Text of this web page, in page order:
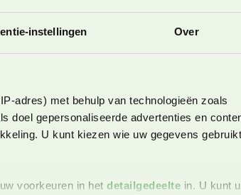
instellingen Over
adres) met behulp van technologieën zoals
doel gepersonaliseerde advertenties en
U kunt kiezen wie uw gegevens
voorkeuren in het detailgedeelte in. U kunt
eigenlijk is
stad
werden
waar
is in
leukste op
Volg ons op